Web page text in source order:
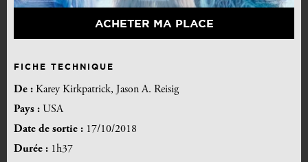
ACHETER MA PLACE
FICHE TECHNIQUE
De : Karey Kirkpatrick, Jason A. Reisig
Pays : USA
Date de sortie : 17/10/2018
Durée : 1h37